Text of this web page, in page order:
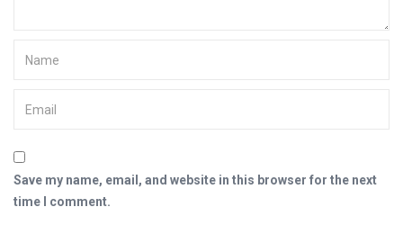
Save my name, email, and website in this browser for the next
time I comment.